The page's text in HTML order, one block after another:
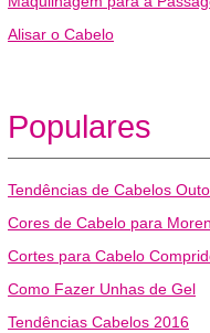
Alisar o Cabelo
Populares
Tendências de Cabelos
Cores de Cabelo para
Cortes para Cabelo
Como Fazer Unhas de Gel
Tendências Cabelos 2016